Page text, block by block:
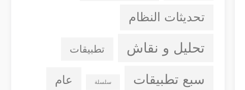
تحديثات النظام
تحليل و نقاش تطبيقات
سبع تطبيقات سلسلة عام